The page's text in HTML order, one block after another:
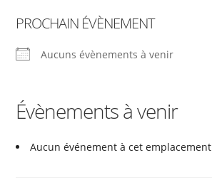
PROCHAIN ÉVÈNEMENT
Aucuns évènements à venir
Évènements à venir
Aucun événement à cet emplacement